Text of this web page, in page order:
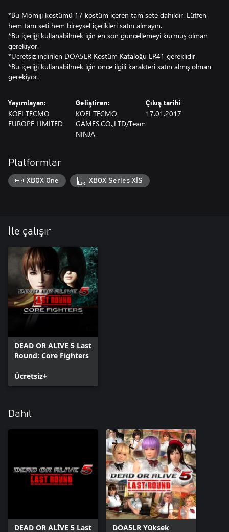
*Bu Momiji kostümü 17 kostüm içeren tam sete dahildir. Lütfen
hem tam seti hem bireysel içerikleri satın almayın.
*Bu içeriği kullanabilmek için en son güncellemeyi kurmuş olman
gerekiyor.
*Ücretsiz indirilen DOA5LR Kostüm Kataloğu LR41 gereklidir.
*Bu içeriği kullanabilmek için önce ilgili karakteri satın almış olman
gerekiyor.
Yayımlayan:
KOEI TECMO
EUROPE LIMITED
Geliştiren:
KOEI TECMO
GAMES.CO.,LTD/Team
NINJA
Çıkış tarihi
17.01.2017
Platformlar
XBOX One XBOX Series X|S
İle çalışır
DEAD OR ALIVE 5 Last
Round: Core Fighters
Ücretsiz+
Dahil
DEAD OR ALİVE 5 Last DOA5LR Yüksek